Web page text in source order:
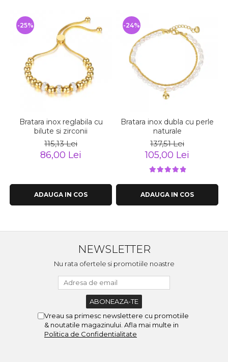
Bratara inox reglabila cu
bilute si zirconii
115,13 Lei
86,00 Lei
-25%
ADAUGA IN COS
Bratara inox dubla cu perle
naturale
137,51 Lei
105,00 Lei
-24%
ADAUGA IN COS
NEWSLETTER
Nu rata ofertele si promotiile noastre
Vreau sa primesc newslettere cu promotiile
& noutatile magazinului. Afla mai multe in
Politica de Confidentialitate